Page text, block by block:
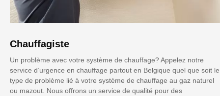
Chauffagiste
Un problème avec votre système de chauffage? Appelez notre
service d’urgence en chauffage partout en Belgique quel que soit le
type de problème lié à votre système de chauffage au gaz naturel
ou mazout. Nous offrons un service de qualité pour des